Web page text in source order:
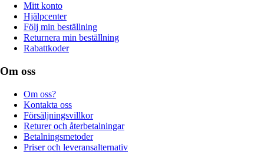
Mitt konto
Hjälpcenter
Följ min beställning
Returnera min beställning
Rabattkoder
Om oss
Om oss?
Kontakta oss
Försäljningsvillkor
Returer och återbetalningar
Betalningsmetoder
Priser och leveransalternativ